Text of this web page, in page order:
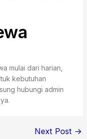
mulai dari harian,
kebutuhan
hubungi admin
Next Post →